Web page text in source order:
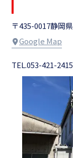
〒435-0017静岡
Google Map
TEL.053-421-2415